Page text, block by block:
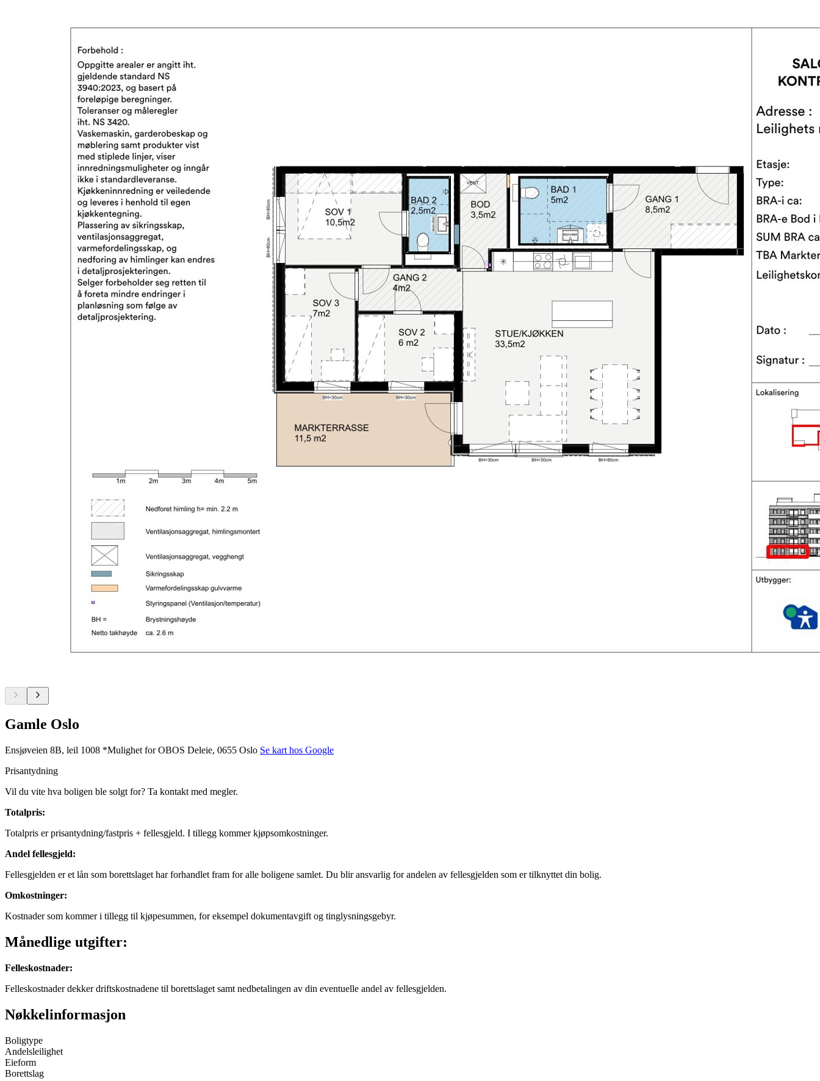
Gamle Oslo
Ensjøveien 8B, leil 1008 *Mulighet for OBOS Deleie, 0655 Oslo Se kart hos Google
Prisantydning
Vil du vite hva boligen ble solgt for? Ta kontakt med megler.
Totalpris:
Totalpris er prisantydning/fastpris + fellesgjeld. I tillegg kommer kjøpsomkostninger.
Andel fellesgjeld:
Fellesgjelden er et lån som borettslaget har forhandlet fram for alle boligene samlet. Du blir ansvarlig for andelen av fellesgjelden som er tilknyttet din bolig.
Omkostninger:
Kostnader som kommer i tillegg til kjøpesummen, for eksempel dokumentavgift og tinglysningsgebyr.
Månedlige utgifter:
Felleskostnader:
Felleskostnader dekker driftskostnadene til borettslaget samt nedbetalingen av din eventuelle andel av fellesgjelden.
Nøkkelinformasjon
Boligtype
Andelsleilighet
Eieform
Borettslag